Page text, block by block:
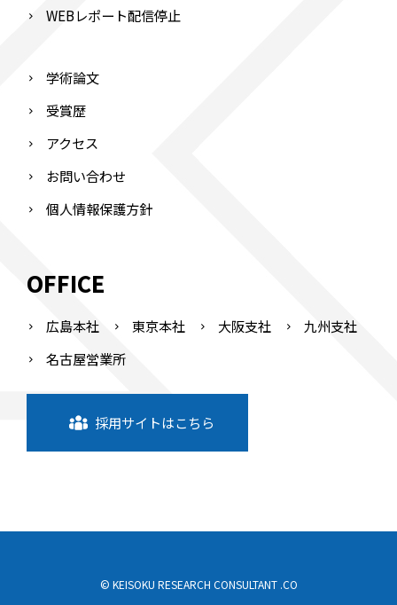
WEBレポート配信停止
学術論文
受賞歴
アクセス
お問い合わせ
個人情報保護方針
OFFICE
広島本社 東京本社 大阪支社
九州支社
名古屋営業所
採用サイトはこちら
© KEISOKU RESEARCH CONSULTANT .CO